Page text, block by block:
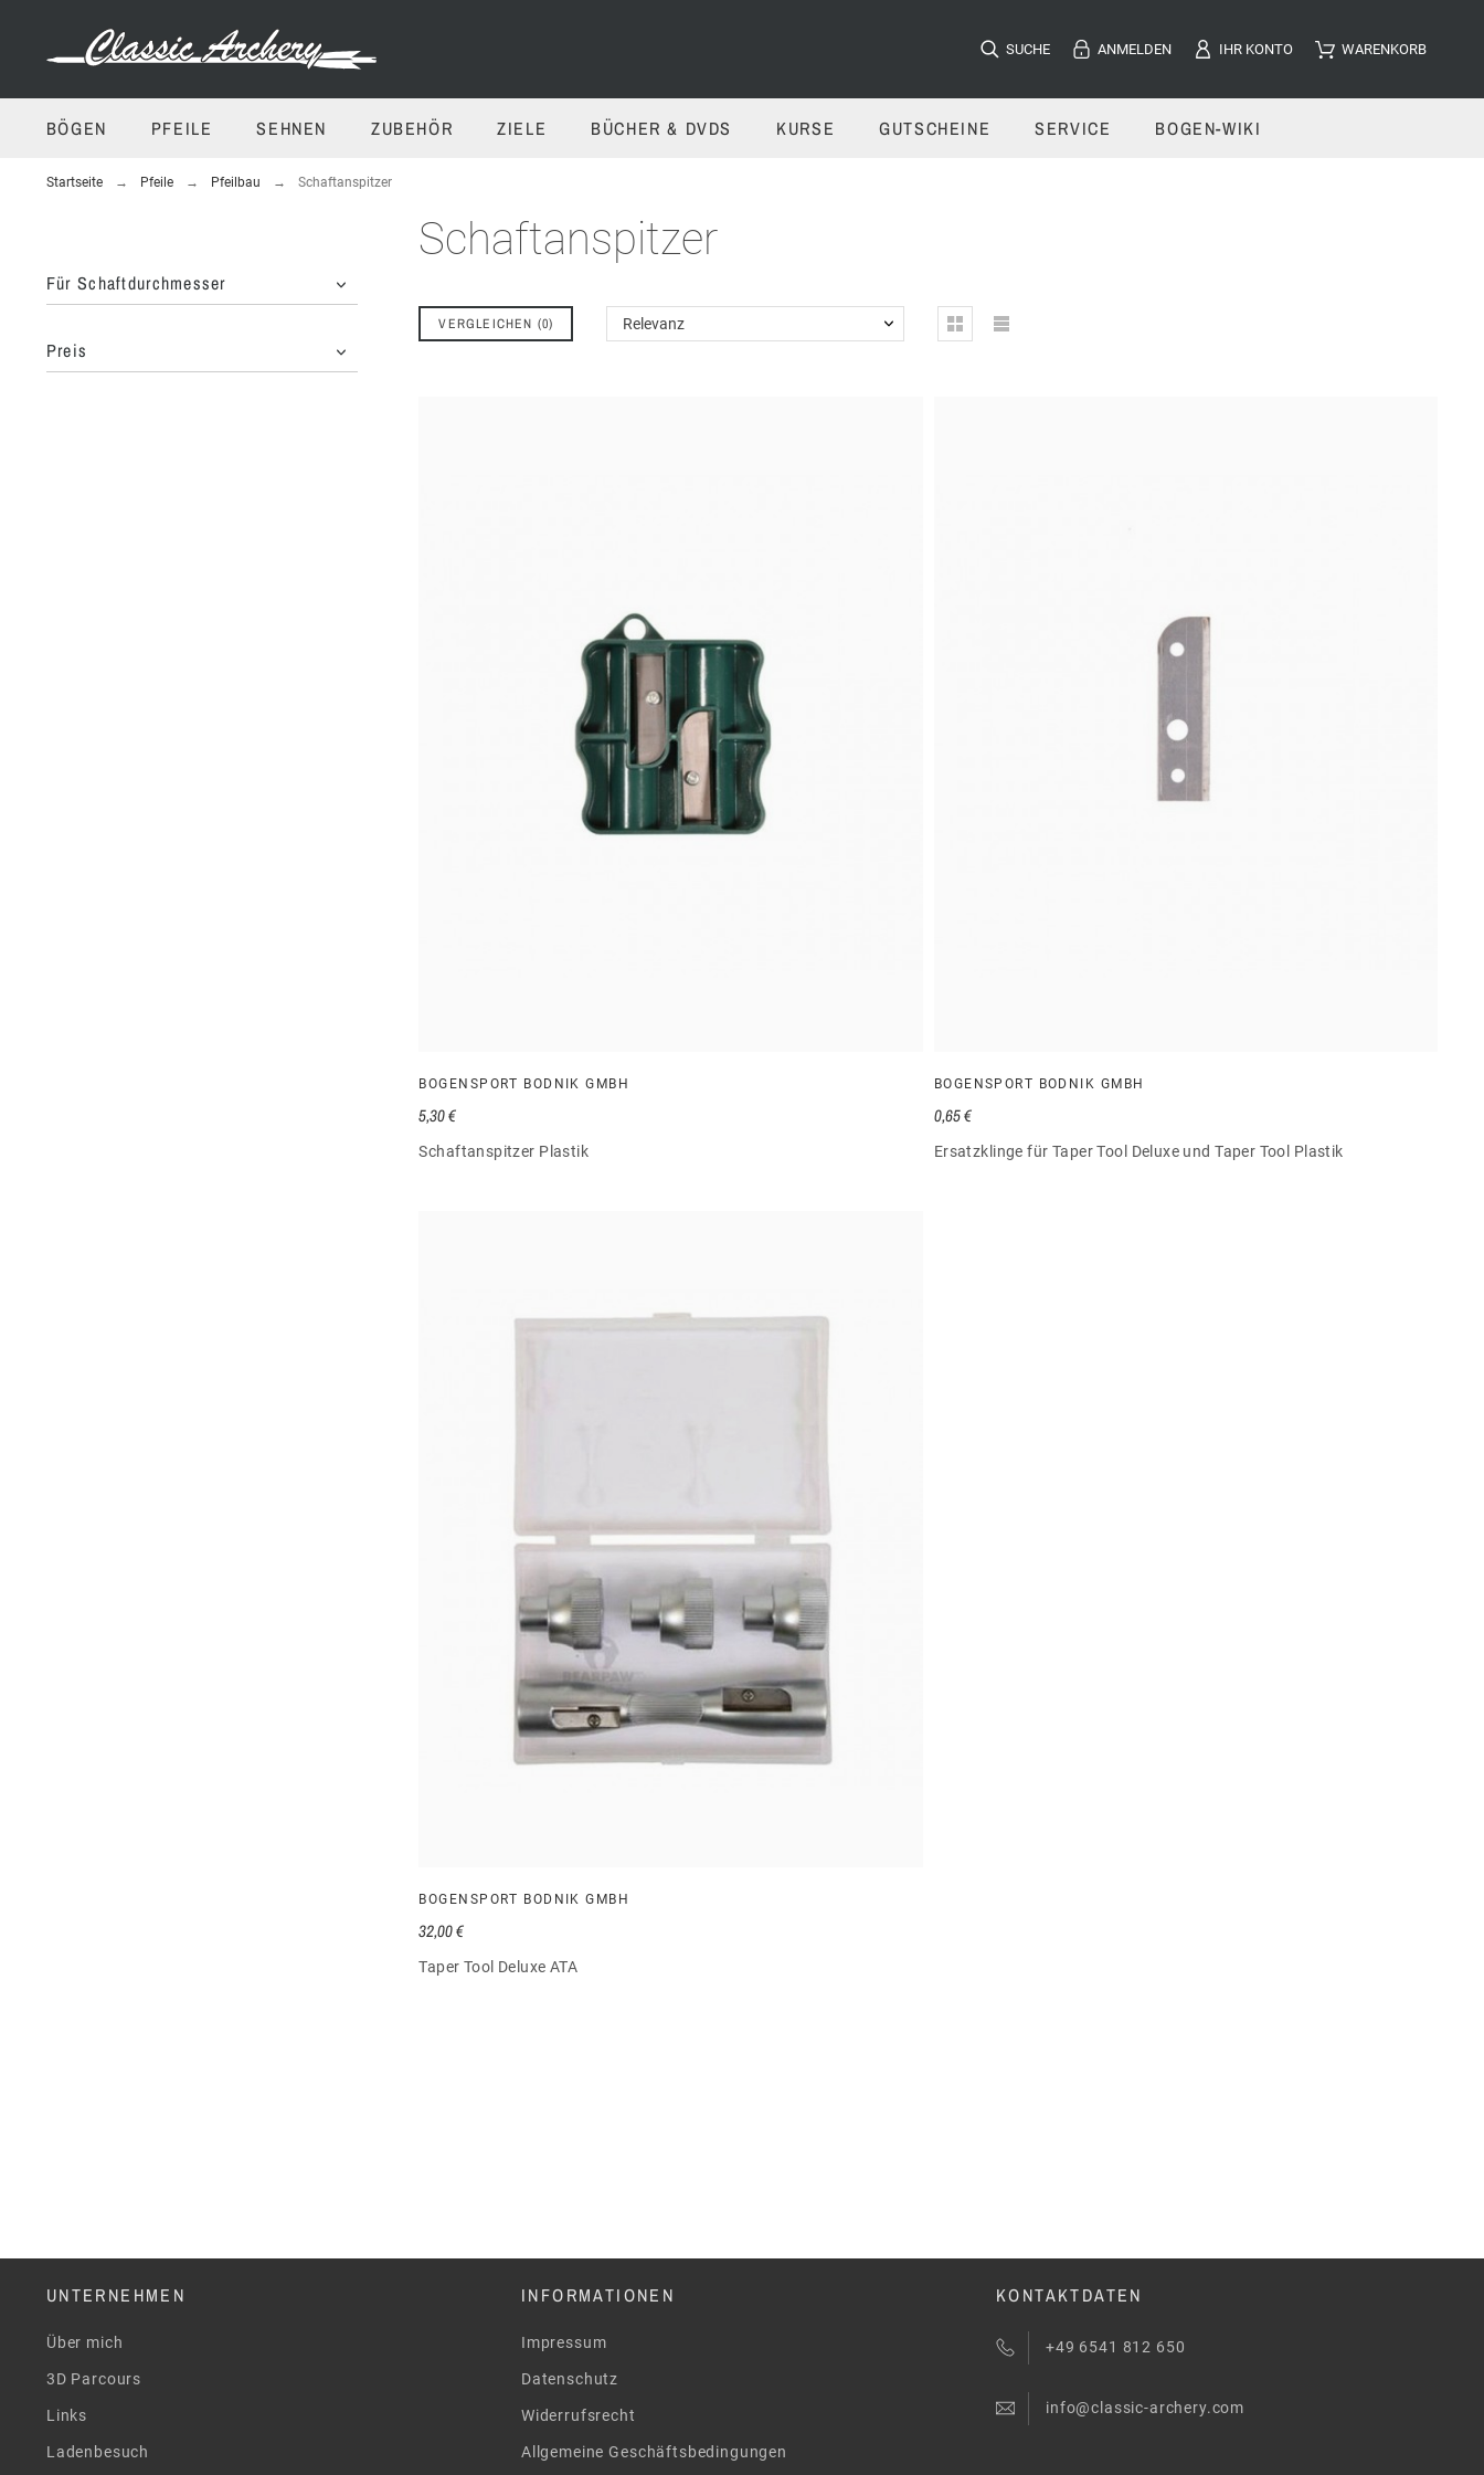
ANMELDEN IHR KONTO WARENKORB
SUCHE
BÖGEN PFEILE SEHNEN ZUBEHÖR ZIELE BÜCHER & DVDS KURSE GUTSCHEINE SERVICE BOGEN-WIKI
Startseite Pfeile Pfeilbau Schaftanspitzer
Für Schaftdurchmesser
Preis
Schaftanspitzer
VERGLEICHEN (0) Relevanz
BOGENSPORT BODNIK GMBH
Schaftanspitzer Plastik
5,30 €
BOGENSPORT BODNIK GMBH
Ersatzklinge für Taper Tool Deluxe und Taper Tool Plastik
0,65 €
BOGENSPORT BODNIK GMBH
Taper Tool Deluxe ATA
32,00 €
UNTERNEHMEN
Über mich
3D Parcours
Links
Ladenbesuch
INFORMATIONEN
Impressum
Datenschutz
Widerrufsrecht
Allgemeine Geschäftsbedingungen
KONTAKTDATEN
+49 6541 812 650
info@classic-archery.com